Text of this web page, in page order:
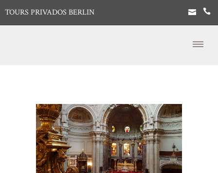
TOURS PRIVADOS BERLIN